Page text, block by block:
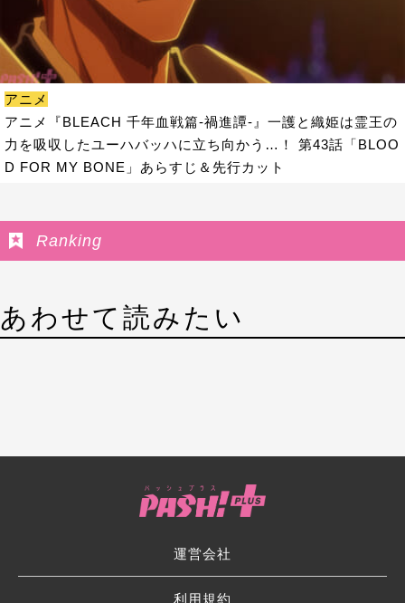
アニメ
アニメ『BLEACH 千年血戦篇-禍進譚-』一護と織姫は霊王の
力を吸収したユーハバッハに立ち向かう…！ 第43話「BLOO
D FOR MY BONE」あらすじ＆先行カット
Ranking
あわせて読みたい
運営会社
利用規約